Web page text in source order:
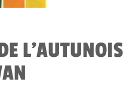
L'AUTUNOIS